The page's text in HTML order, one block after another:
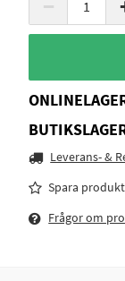
−
Leverans- &
Spara produkt
Frågor om